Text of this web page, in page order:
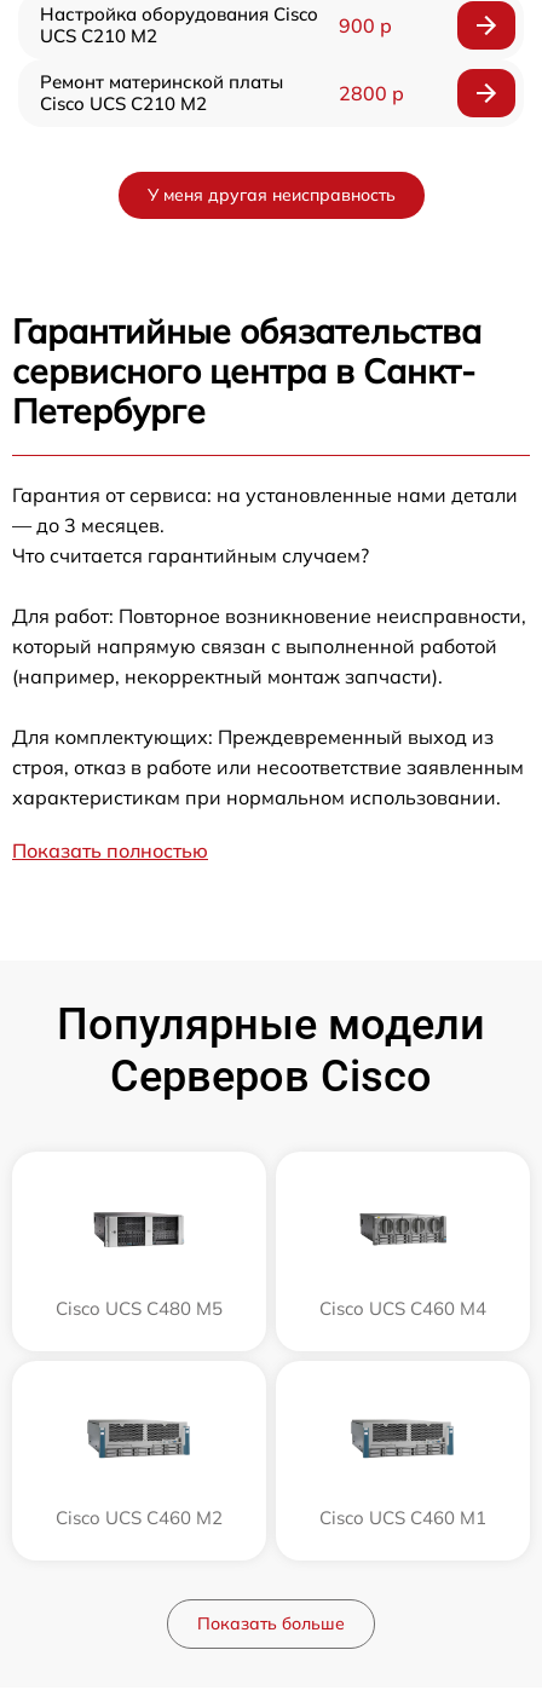
Настройка оборудования Cisco
UCS C210 M2
900 р
Ремонт материнской платы
Cisco UCS C210 M2
2800 р
У меня другая неисправность
Гарантийные обязательства
сервисного центра в Санкт-
Петербурге
Гарантия от сервиса: на установленные нами детали
— до 3 месяцев.
Что считается гарантийным случаем?
Для работ: Повторное возникновение неисправности,
который напрямую связан с выполненной работой
(например, некорректный монтаж запчасти).
Для комплектующих: Преждевременный выход из
строя, отказ в работе или несоответствие заявленным
характеристикам при нормальном использовании.
Показать полностью
Популярные модели
Серверов Cisco
Cisco UCS C480 M5 Cisco UCS C460 M4
Cisco UCS C460 M2 Cisco UCS C460 M1
Показать больше